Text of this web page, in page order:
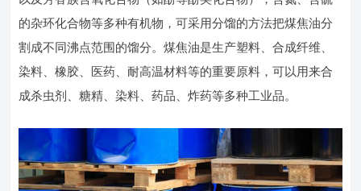
的杂环化合物等多种有机物，可采用分馏的方法把煤焦油分
割成不同沸点范围的馏分。煤焦油是生产塑料、合成纤维、
染料、橡胶、医药、耐高温材料等的重要原料，可以用来合
成杀虫剂、糖精、染料、药品、炸药等多种工业品。